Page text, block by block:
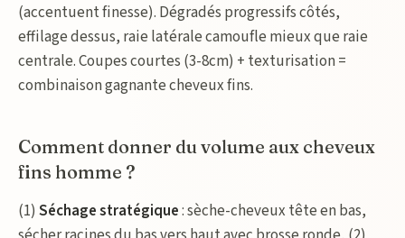
(accentuent finesse). Dégradés progressifs côtés,
effilage dessus, raie latérale camoufle mieux que raie
centrale. Coupes courtes (3-8cm) + texturisation =
combinaison gagnante cheveux fins.
Comment donner du volume aux cheveux
fins homme ?
(1) Séchage stratégique: sèche-cheveux tête en bas,